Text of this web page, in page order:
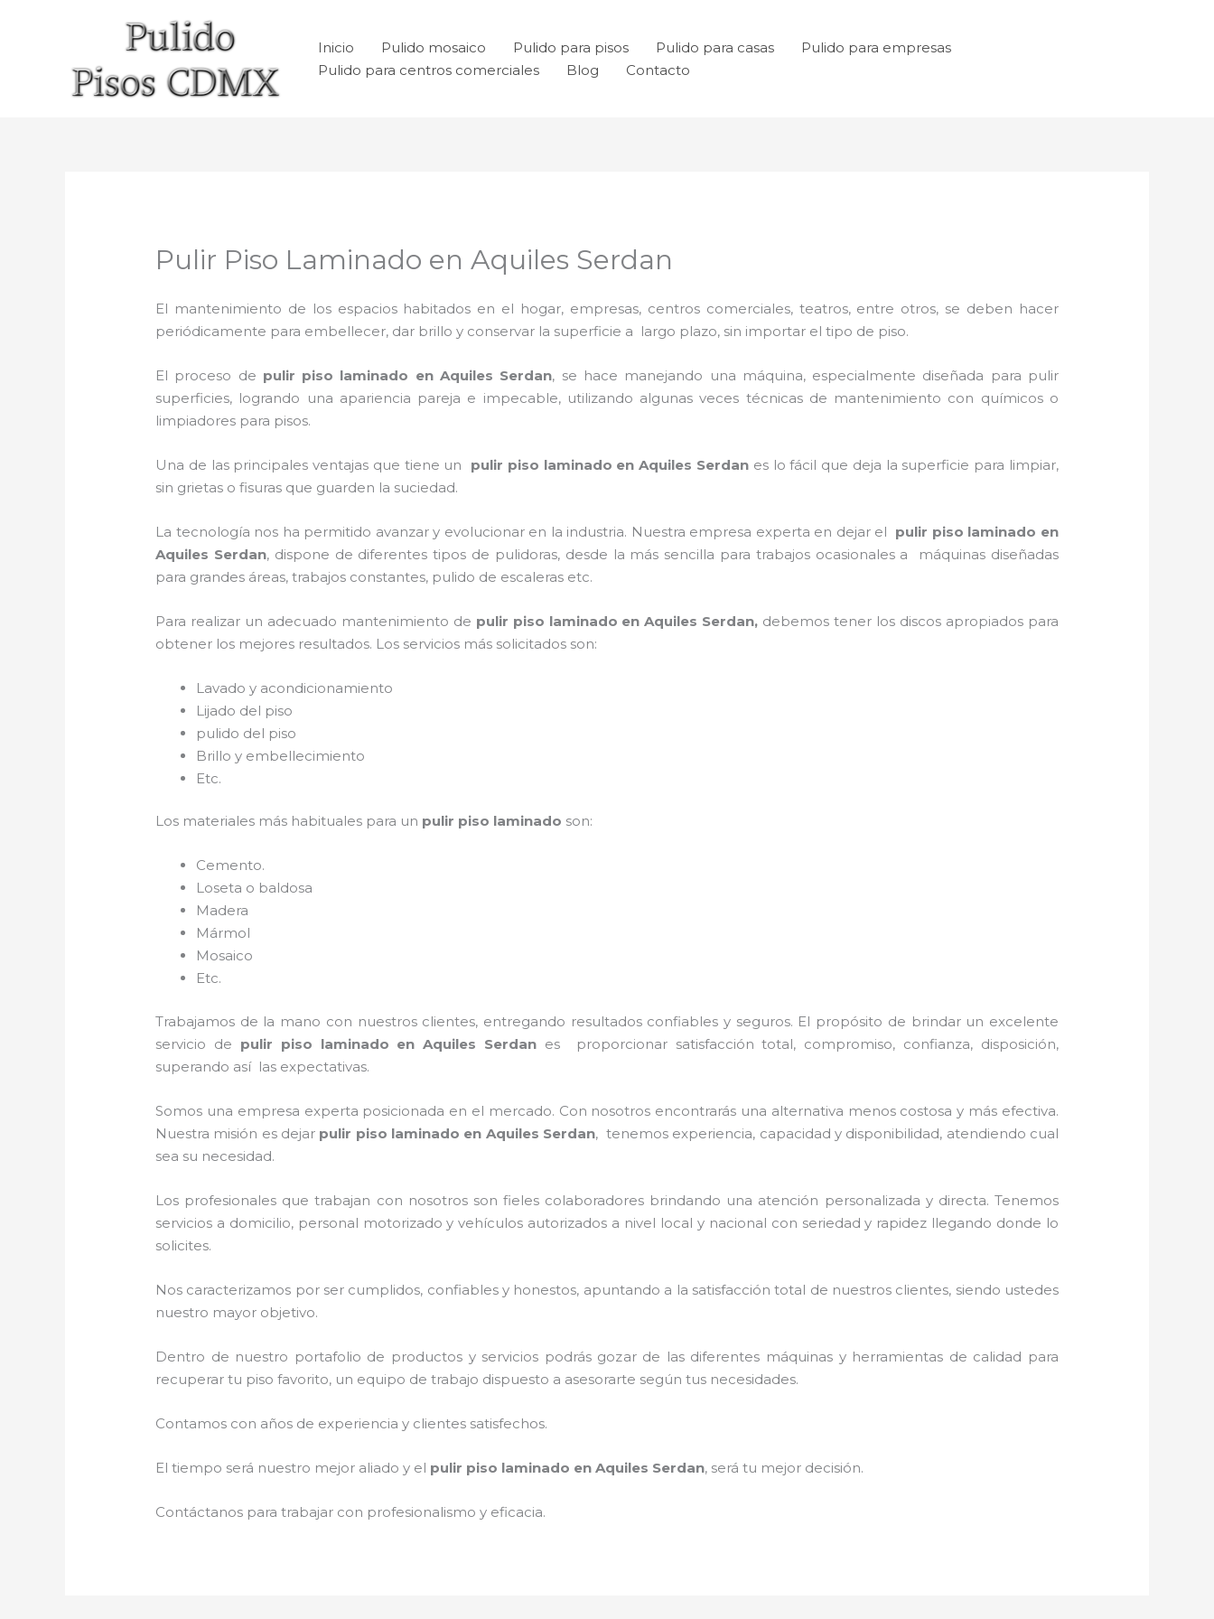
Inicio Pulido mosaico Pulido para pisos Pulido para casas
Pulido para empresas
Pulido para centros comerciales
Blog Contacto
Pulir Piso Laminado en Aquiles Serdan
El mantenimiento de los espacios habitados en el hogar, empresas, centros comerciales, teatros, entre otros, se deben hacer
periódicamente para embellecer, dar brillo y conservar la superficie a largo plazo, sin importar el tipo de piso.
El proceso de pulir piso laminado en Aquiles Serdan, se hace manejando una máquina, especialmente diseñada para pulir
superficies, logrando una apariencia pareja e impecable, utilizando algunas veces técnicas de mantenimiento con químicos o
limpiadores para pisos.
Una de las principales ventajas que tiene un pulir piso laminado en Aquiles Serdan es lo fácil que deja la superficie para limpiar,
sin grietas o fisuras que guarden la suciedad.
La tecnología nos ha permitido avanzar y evolucionar en la industria. Nuestra empresa experta en dejar el pulir piso laminado en
Aquiles Serdan, dispone de diferentes tipos de pulidoras, desde la más sencilla para trabajos ocasionales a máquinas diseñadas
para grandes áreas, trabajos constantes, pulido de escaleras etc.
Para realizar un adecuado mantenimiento de pulir piso laminado en Aquiles Serdan, debemos tener los discos apropiados para
obtener los mejores resultados. Los servicios más solicitados son:
Lavado y acondicionamiento
Lijado del piso
pulido del piso
Brillo y embellecimiento
Etc.
Los materiales más habituales para un pulir piso laminado son:
Cemento.
Loseta o baldosa
Madera
Mármol
Mosaico
Etc.
Trabajamos de la mano con nuestros clientes, entregando resultados confiables y seguros. El propósito de brindar un excelente
servicio de pulir piso laminado en Aquiles Serdan es proporcionar satisfacción total, compromiso, confianza, disposición,
superando así las expectativas.
Somos una empresa experta posicionada en el mercado. Con nosotros encontrarás una alternativa menos costosa y más efectiva.
Nuestra misión es dejar pulir piso laminado en Aquiles Serdan, tenemos experiencia, capacidad y disponibilidad, atendiendo cual
sea su necesidad.
Los profesionales que trabajan con nosotros son fieles colaboradores brindando una atención personalizada y directa. Tenemos
servicios a domicilio, personal motorizado y vehículos autorizados a nivel local y nacional con seriedad y rapidez llegando donde lo
solicites.
Nos caracterizamos por ser cumplidos, confiables y honestos, apuntando a la satisfacción total de nuestros clientes, siendo ustedes
nuestro mayor objetivo.
Dentro de nuestro portafolio de productos y servicios podrás gozar de las diferentes máquinas y herramientas de calidad para
recuperar tu piso favorito, un equipo de trabajo dispuesto a asesorarte según tus necesidades.
Contamos con años de experiencia y clientes satisfechos.
El tiempo será nuestro mejor aliado y el pulir piso laminado en Aquiles Serdan, será tu mejor decisión.
Contáctanos para trabajar con profesionalismo y eficacia.